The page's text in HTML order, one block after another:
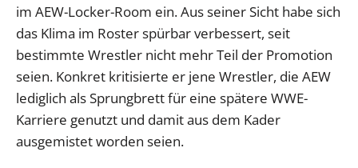
im AEW-Locker-Room ein. Aus seiner Sicht habe sich
das Klima im Roster spürbar verbessert, seit
bestimmte Wrestler nicht mehr Teil der Promotion
seien. Konkret kritisierte er jene Wrestler, die AEW
lediglich als Sprungbrett für eine spätere WWE-
Karriere genutzt und damit aus dem Kader
ausgemistet worden seien.